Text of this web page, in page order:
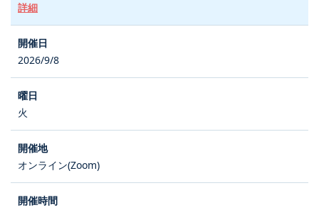
詳細
2026/9/8
火
オンライン(Zoom)